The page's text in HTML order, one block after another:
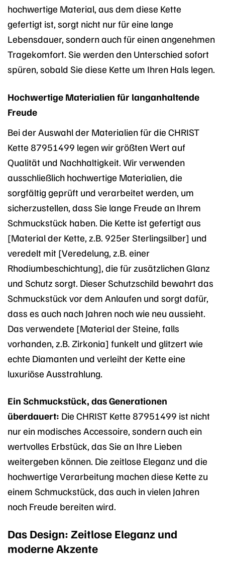
hochwertige Material, aus dem diese Kette
gefertigt ist, sorgt nicht nur für eine lange
Lebensdauer, sondern auch für einen angenehmen
Tragekomfort. Sie werden den Unterschied sofort
spüren, sobald Sie diese Kette um Ihren Hals legen.
Hochwertige Materialien für langanhaltende
Freude
Bei der Auswahl der Materialien für die CHRIST
Kette 87951499 legen wir größten Wert auf
Qualität und Nachhaltigkeit. Wir verwenden
ausschließlich hochwertige Materialien, die
sorgfältig geprüft und verarbeitet werden, um
sicherzustellen, dass Sie lange Freude an Ihrem
Schmuckstück haben. Die Kette ist gefertigt aus
[Material der Kette, z.B. 925er Sterlingsilber] und
veredelt mit [Veredelung, z.B. einer
Rhodiumbeschichtung], die für zusätzlichen Glanz
und Schutz sorgt. Dieser Schutzschild bewahrt das
Schmuckstück vor dem Anlaufen und sorgt dafür,
dass es auch nach Jahren noch wie neu aussieht.
Das verwendete [Material der Steine, falls
vorhanden, z.B. Zirkonia] funkelt und glitzert wie
echte Diamanten und verleiht der Kette eine
luxuriöse Ausstrahlung.
Ein Schmuckstück, das Generationen
überdauert: Die CHRIST Kette 87951499 ist nicht
nur ein modisches Accessoire, sondern auch ein
wertvolles Erbstück, das Sie an Ihre Lieben
weitergeben können. Die zeitlose Eleganz und die
hochwertige Verarbeitung machen diese Kette zu
einem Schmuckstück, das auch in vielen Jahren
noch Freude bereiten wird.
Das Design: Zeitlose Eleganz und
moderne Akzente